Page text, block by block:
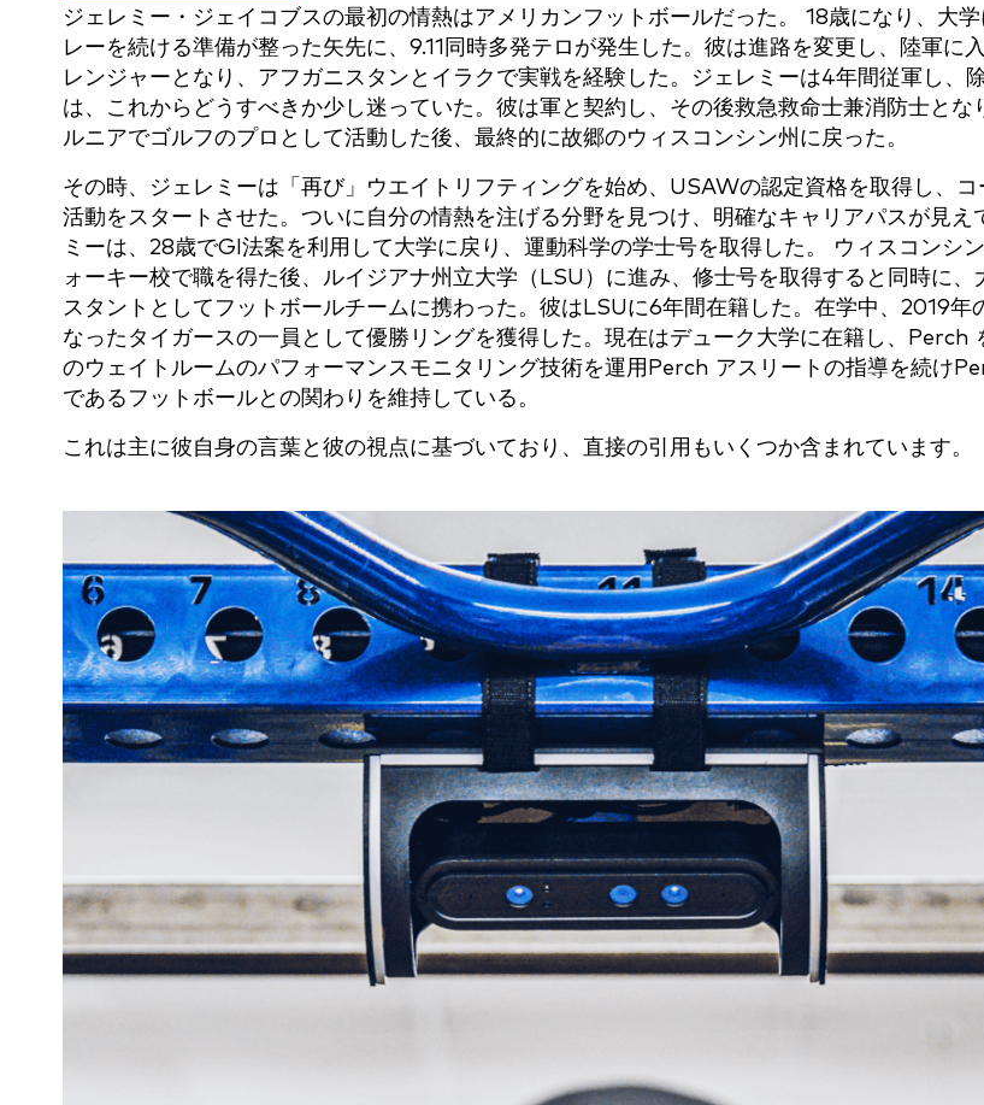
ジェレミー・ジェイコブスの最初の情熱はアメリカンフットボールだった。 18歳になり、大
レーを続ける準備が整った矢先に、9.11同時多発テロが発生した。彼は進路を変更し、陸軍に
レンジャーとなり、アフガニスタンとイラクで実戦を経験した。ジェレミーは4年間従軍し、
は、これからどうすべきか少し迷っていた。彼は軍と契約し、その後救急救命士兼消防士とな
ルニアでゴルフのプロとして活動した後、最終的に故郷のウィスコンシン州に戻った。
その時、ジェレミーは「再び」ウエイトリフティングを始め、USAWの認定資格を取得し、
活動をスタートさせた。ついに自分の情熱を注げる分野を見つけ、明確なキャリアパスが見え
ミーは、28歳でGI法案を利用して大学に戻り、運動科学の学士号を取得した。 ウィスコンシ
ォーキー校で職を得た後、ルイジアナ州立大学（LSU）に進み、修士号を取得すると同時に、
スタントとしてフットボールチームに携わった。彼はLSUに6年間在籍した。在学中、2019年
なったタイガースの一員として優勝リングを獲得した。現在はデューク大学に在籍し、Perch
のウェイトルームのパフォーマンスモニタリング技術を運用Perch アスリートの指導を続け
であるフットボールとの関わりを維持している。
これは主に彼自身の言葉と彼の視点に基づいており、直接の引用もいくつか含まれています。